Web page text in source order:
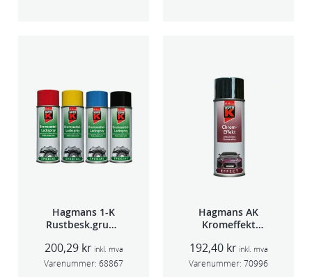
Hagmans 1-K
Rustbesk.grunn
200,29 kr inkl. mva
Varenummer: 68867
Hagmans AK
Kromeffekt
192,40 kr inkl. mva
Varenummer: 70996